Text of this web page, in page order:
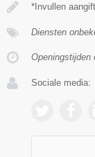
*Invullen
Diensten
Openingstijden
Sociale media: